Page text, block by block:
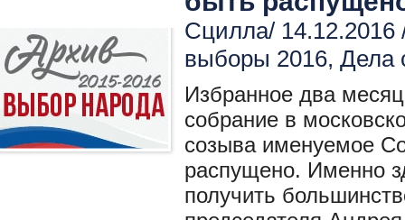
Сцилла/
выборы 2016, Дела
Избранное два
собрание в
созыва именуемое
распущено. Именно
получить